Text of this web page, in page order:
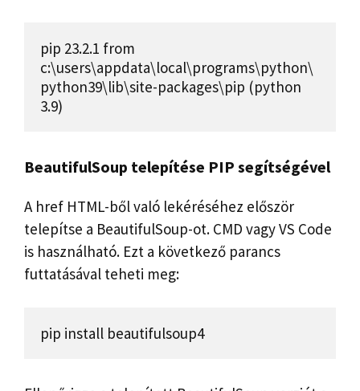
pip 23.2.1 from
c:\users\appdata\local\programs\python\
python39\lib\site-packages\pip (python
3.9)
BeautifulSoup telepítése PIP segítségével
A href HTML-ből való lekéréséhez először
telepítse a BeautifulSoup-ot. CMD vagy VS Code
is használható. Ezt a következő parancs
futtatásával teheti meg:
pip install beautifulsoup4